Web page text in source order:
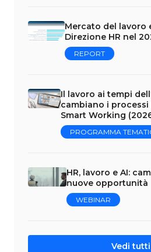
Mercato del lavoro
Direzione HR nel
REPORT
Il lavoro ai tempi
cambiano i processi
Smart Working
PROGRAMMA
HR, lavoro e AI:
nuove opportunità
WEBINAR
Vedi tutti